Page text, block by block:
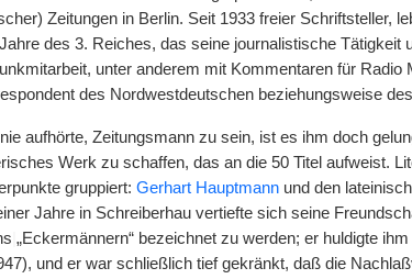
Zeitungen in Berlin. Seit 1933 freier Schriftsteller,
des 3. Reiches, das seine journalistische
unter anderem mit Kommentaren für
des Nordwestdeutschen beziehungsweise
nie aufhörte, Zeitungsmann zu sein, ist es ihm doch
Werk zu schaffen, das an die 50 Titel aufweist.
gruppiert: Gerhart Hauptmannund den
Jahre in Schreiberhau vertiefte sich seine
„Eckermännern“ bezeichnet zu werden; er huldigte
und er war schließlich tief gekränkt, daß die